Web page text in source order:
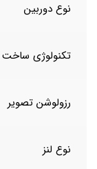
نوع دوربین
تکنولوژی ساخت
رزولوشن تصویر
نوع لنز